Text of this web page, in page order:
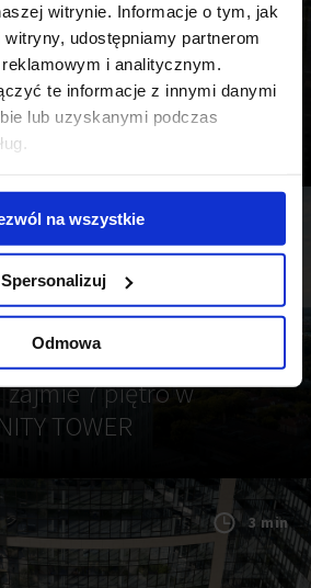
witrynie. Informacje o tym, jak
udostępniamy partnerom
i analitycznym.
te informacje z innymi danymi
lub uzyskanymi podczas
na wszystkie
Spersonalizuj
Odmowa
marka kawiarni
otworzy swój
w UNITY Centre.
zajmie 7 piętro w
TOWER
3 min